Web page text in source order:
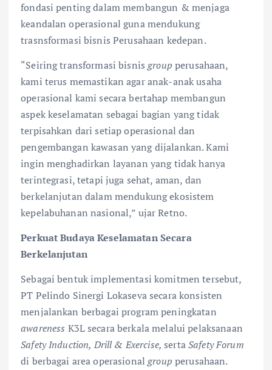
fondasi penting dalam membangun & menjaga
keandalan operasional guna mendukung
trasnsformasi bisnis Perusahaan kedepan.
“Seiring transformasi bisnisgroup perusahaan,
kami terus memastikan agar anak-anak usaha
operasional kami secara bertahap membangun
aspek keselamatan sebagai bagian yang tidak
terpisahkan dari setiap operasional dan
pengembangan kawasan yang dijalankan. Kami
ingin menghadirkan layanan yang tidak hanya
terintegrasi, tetapi juga sehat, aman, dan
berkelanjutan dalam mendukung ekosistem
kepelabuhanan nasional,” ujar Retno.
Perkuat Budaya Keselamatan Secara
Berkelanjutan
Sebagai bentuk implementasi komitmen tersebut,
PT Pelindo Sinergi Lokaseva secara konsisten
menjalankan berbagai program peningkatan
awareness K3L secara berkala melalui pelaksanaan
Safety Induction, Drill & Exercise,sertaSafety Forum
di berbagai area operasionalgroup perusahaan.